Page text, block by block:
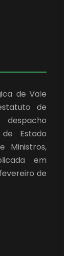
de Vale
de
Estado
Ministros,
em
de